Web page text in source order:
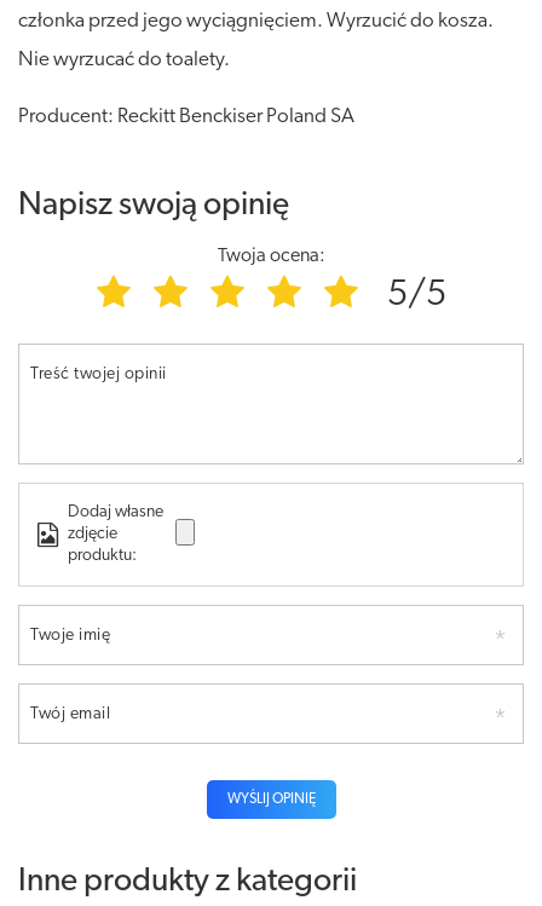
członka przed jego wyciągnięciem. Wyrzucić do kosza.
Nie wyrzucać do toalety.
Producent: Reckitt Benckiser Poland SA
Napisz swoją opinię
Twoja ocena:
5/5
Treść twojej opinii
Dodaj własne
zdjęcie
produktu:
Twoje imię
Twój email
WYŚLIJ OPINIĘ
Inne produkty z kategorii